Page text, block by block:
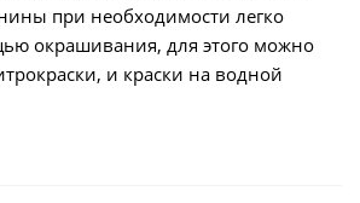
при необходимости легко
окрашивания, для этого можно
и краски на водной